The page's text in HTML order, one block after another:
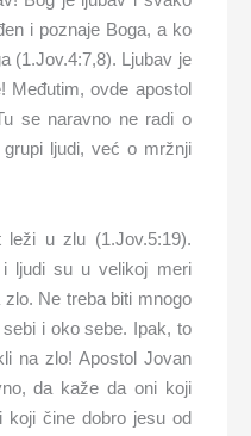
i poznaje Boga, a ko
(1.Jov.4:7,8). Ljubav je
Međutim, ovde apostol
se naravno ne radi o
ljudi, već o mržnji
u zlu (1.Jov.5:19).
i ljudi su u velikoj meri
Ne treba biti mnogo
i oko sebe. Ipak, to
na zlo! Apostol Jovan
da kaže da oni koji
koji čine dobro jesu od